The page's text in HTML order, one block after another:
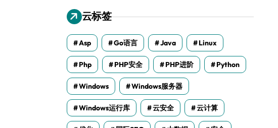
云标签
Asp Go语言 Java Linux
Php PHP安全 PHP进阶 Python
Windows Windows服务器
Windows运行库 云安全 云计算